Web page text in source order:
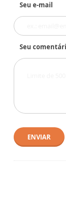
Seu e-mail
Seu
ENVIAR